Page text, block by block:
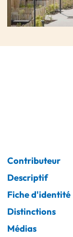
Contributeur
Descriptif
Fiche d'identité
Distinctions
Médias